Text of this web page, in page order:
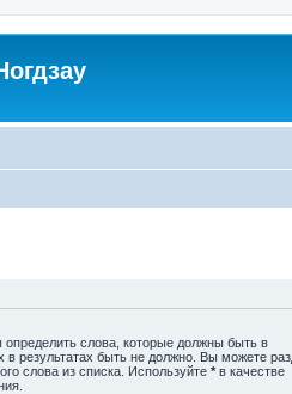
определить слова, которые должны быть в
в результатах быть не должно. Вы можете
слова из списка. Используйте * в качестве